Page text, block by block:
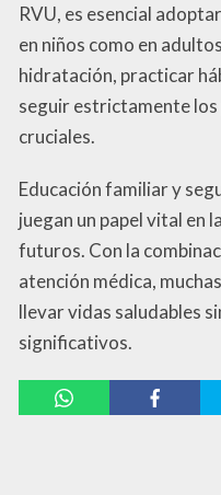
RVU, es esencial
en niños como en
hidratación, practicar
seguir estrictamente
cruciales.
Educación familiar y
juegan un papel vital en
futuros. Con la
atención médica,
llevar vidas saludables
significativos.